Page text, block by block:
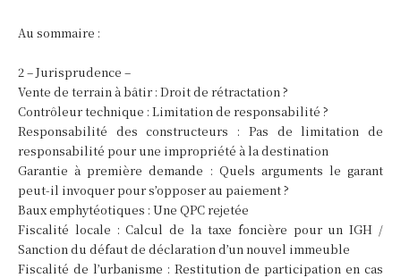
Au sommaire :
2 – Jurisprudence –
Vente de terrain à bâtir : Droit de rétractation ?
Contrôleur technique : Limitation de responsabilité ?
Responsabilité des constructeurs : Pas de limitation de
responsabilité pour une impropriété à la destination
Garantie à première demande : Quels arguments le garant
peut-il invoquer pour s’opposer au paiement ?
Baux emphytéotiques : Une QPC rejetée
Fiscalité locale : Calcul de la taxe foncière pour un IGH /
Sanction du défaut de déclaration d’un nouvel immeuble
Fiscalité de l’urbanisme : Restitution de participation en cas